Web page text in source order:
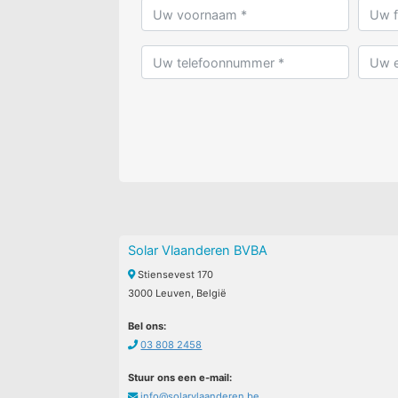
Solar Vlaanderen BVBA
Stiensevest 170
3000 Leuven, België
Bel ons:
03 808 2458
Stuur ons een e-mail: